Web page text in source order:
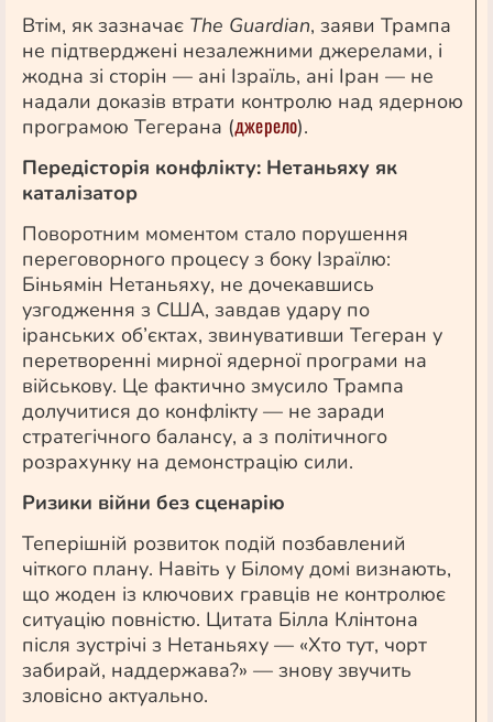
Втім, як зазначає The Guardian, заяви Трампа
не підтверджені незалежними джерелами, і
жодна зі сторін — ані Ізраїль, ані Іран — не
надали доказів втрати контролю над ядерною
програмою Тегерана (джерело).
Передісторія конфлікту: Нетаньяху як
каталізатор
Поворотним моментом стало порушення
переговорного процесу з боку Ізраїлю:
Біньямін Нетаньяху, не дочекавшись
узгодження з США, завдав удару по
іранських об’єктах, звинувативши Тегеран у
перетворенні мирної ядерної програми на
військову. Це фактично змусило Трампа
долучитися до конфлікту — не заради
стратегічного балансу, а з політичного
розрахунку на демонстрацію сили.
Ризики війни без сценарію
Теперішній розвиток подій позбавлений
чіткого плану. Навіть у Білому домі визнають,
що жоден із ключових гравців не контролює
ситуацію повністю. Цитата Білла Клінтона
після зустрічі з Нетаньяху — «Хто тут, чорт
забирай, наддержава?» — знову звучить
зловісно актуально.